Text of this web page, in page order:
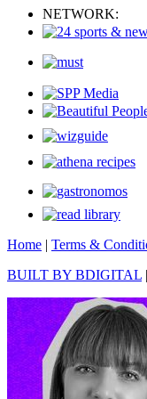
NETWORK:
Home | Terms &
BUILT BY BDIGITAL